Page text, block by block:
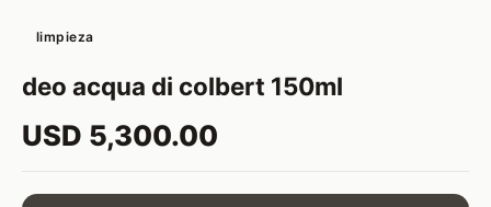
limpieza
deo acqua di colbert 150ml
USD 5,300.00